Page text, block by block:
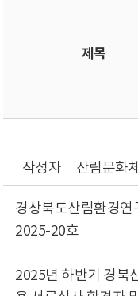
제목
작성자
산림문화
경상북도산림환경연
2025-20호
2025년 하반기 경북